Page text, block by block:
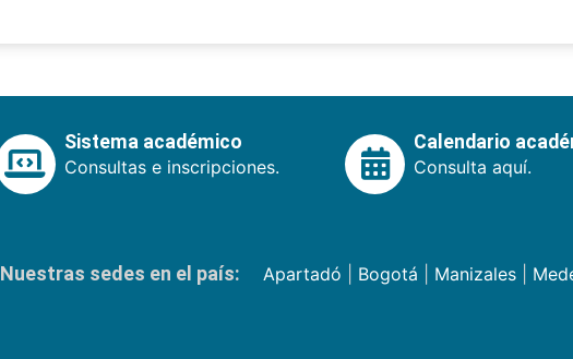
Sistema académico
Consultas e inscripciones.
Calendario
Consulta aquí.
Nuestras sedes en el país: Apartadó Bogotá Manizales|